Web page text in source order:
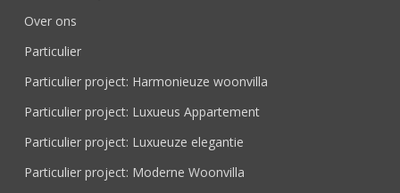
Over ons
Particulier
Particulier project: Harmonieuze woonvilla
Particulier project: Luxueus Appartement
Particulier project: Luxueuze elegantie
Particulier project: Moderne Woonvilla